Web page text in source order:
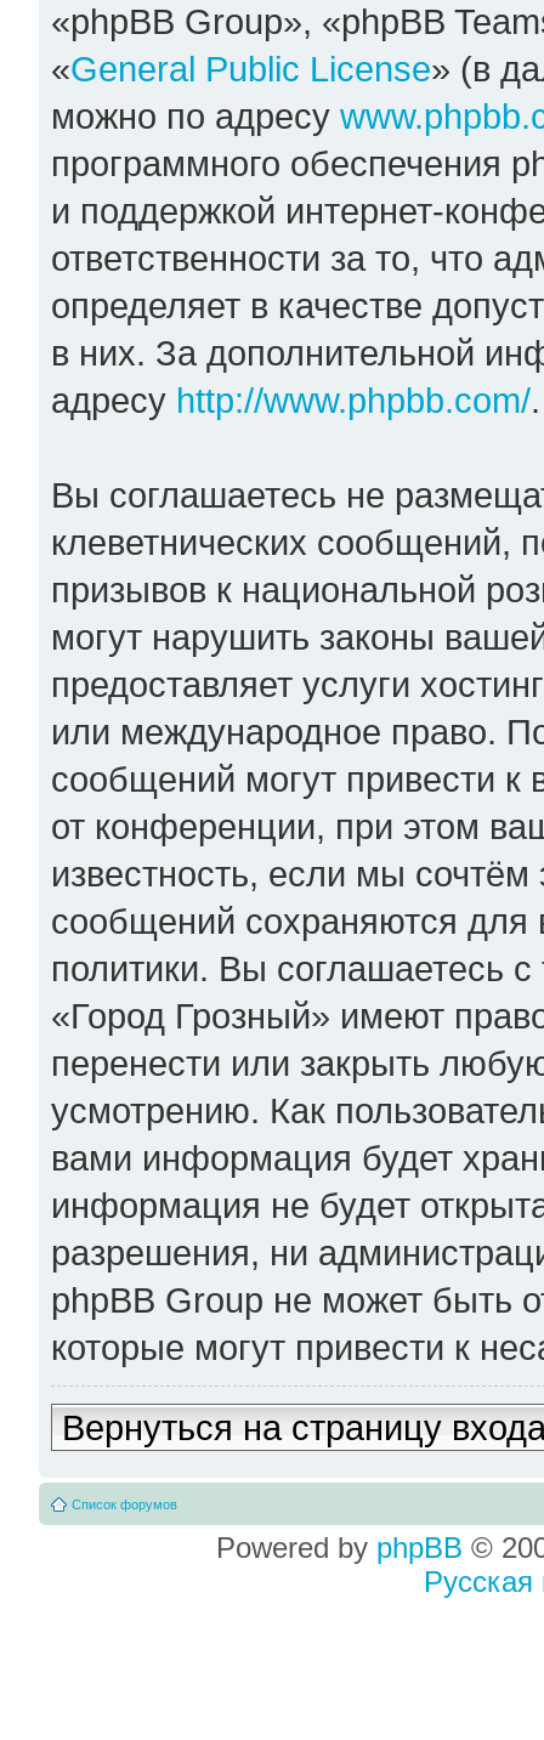
«phpBB Group», «phpBB
«General Public License» (в
можно по адресу
программного обеспечения
и поддержкой интернет-
ответственности за то, что
определяет в качестве
в них. За дополнительной
адресу http://www.phpbb.com/.
Вы соглашаетесь не
клеветнических сообщений,
призывов к национальной
могут нарушить законы
предоставляет услуги
или международное право.
сообщений могут привести
от конференции, при этом
известность, если мы
сообщений сохраняются для
политики. Вы соглашаетесь
«Город Грозный» имеют
перенести или закрыть
усмотрению. Как
вами информация будет
информация не будет
разрешения, ни
phpBB Group не может быть
которые могут привести к
Вернуться на страницу
Список форумов
Powered by phpBB ©